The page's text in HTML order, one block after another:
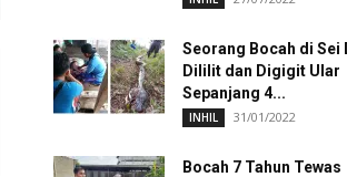
Seorang Bocah di Sei
Dililit dan Digigit Ular
Sepanjang 4...
INHIL 31/01/2022
Bocah 7 Tahun Tewas